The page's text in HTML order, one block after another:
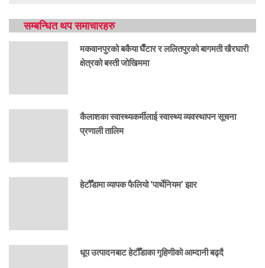
सम्बन्धित थप समाचारहरु
मकवानपुरको बकैया घैँटार र ललितपुरको बागमती खैरघारी
क्षेत्रको बस्ती जोखिममा
कैलाशका स्वास्थ्यकर्मीलाई स्वास्थ्य व्यवस्थापन सूचना
प्रणाली तालिम
हेटौँडामा व्यापक फैलियो ‘पार्थेनियम’ झार
धूप उत्पादनबाट हेटौँडाका गृहिणीको आम्दानी बढ्दै